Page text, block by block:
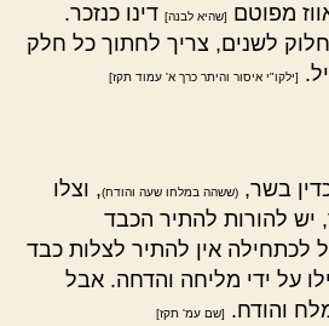
מפוטם
[שהיא לבנה] דינו כנזכר.
לשנים, צריך לחתוך כל חלק
[ילקו"י איסור והיתר כרך א' עמוד תקז]
בשר, (ששהה במלחו שעה והודח), וצלו
יש להורות להתיר הכבד
לכתחילה אין להתיר לצלות כבד
על ידי מליחה והדחה. אבל
והודח.
[שם עמ' תקז]